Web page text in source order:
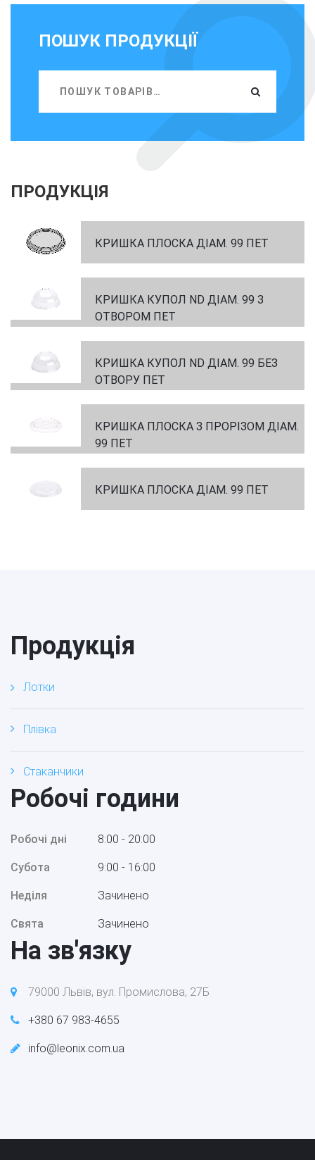
ПОШУК ПРОДУКЦІЇ
ПРОДУКЦІЯ
КРИШКА ПЛОСКА ДІАМ. 99 ПЕТ
КРИШКА КУПОЛ ND ДІАМ. 99 З
ОТВОРОМ ПЕТ
КРИШКА КУПОЛ ND ДІАМ. 99 БЕЗ
ОТВОРУ ПЕТ
КРИШКА ПЛОСКА З ПРОРІЗОМ ДІАМ.
99 ПЕТ
КРИШКА ПЛОСКА ДІАМ. 99 ПЕТ
Продукція
Лотки
Плівка
Стаканчики
Робочі години
Робочі дні 8:00 - 20:00
Субота 9:00 - 16:00
Неділя Зачинено
Свята Зачинено
На зв'язку
79000 Львів, вул. Промислова, 27Б
+380 67 983-4655
info@leonix.com.ua